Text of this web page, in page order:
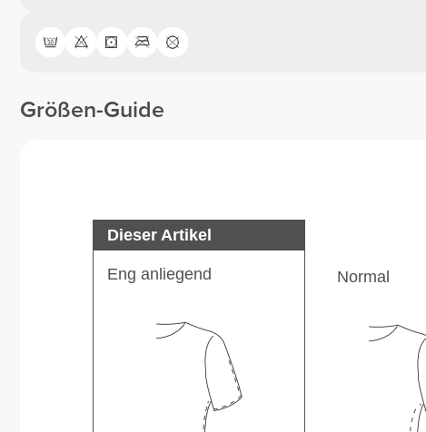
Größen-Guide
Dieser Artikel
Eng anliegend Normal